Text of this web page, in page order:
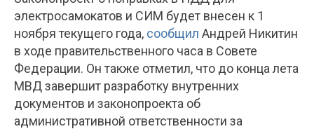
электросамокатов и СИМ будет внесен к 1
ноября текущего года, сообщил Андрей Никитин
в ходе правительственного часа в Совете
Федерации. Он также отметил, что до конца лета
МВД завершит разработку внутренних
документов и законопроекта об
административной ответственности за